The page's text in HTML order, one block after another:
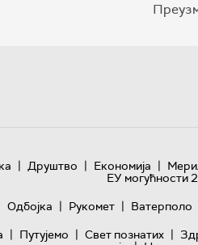
| Друштво | Економија |
ЕУ могућности
Одбојка | Рукомет | Ватерполо
| Путујемо | Свет познатих |